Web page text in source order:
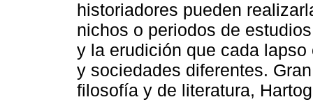
historiadores pueden
nichos o periodos de
y la erudición que cada
y sociedades diferentes.
filosofía y de literatura,